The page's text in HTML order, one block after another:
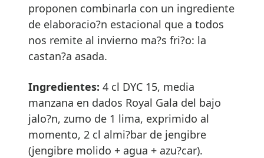
proponen combinarla con un ingrediente
de elaboracio?n estacional que a todos
nos remite al invierno ma?s fri?o: la
castan?a asada.
Ingredientes: 4 cl DYC 15, media
manzana en dados Royal Gala del bajo
jalo?n, zumo de 1 lima, exprimido al
momento, 2 cl almi?bar de jengibre
(jengibre molido + agua + azu?car).